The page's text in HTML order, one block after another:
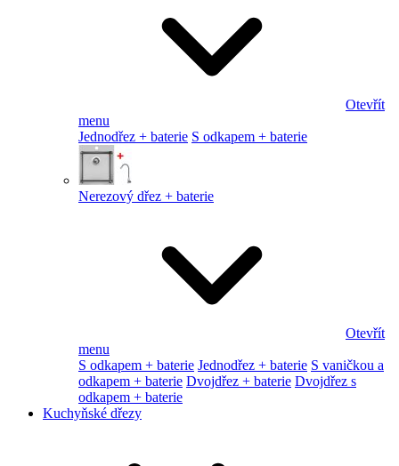
Otevřít
menu
Jednodřez + baterie S odkapem + baterie
Nerezový dřez + baterie
Otevřít
menu
S odkapem + baterie Jednodřez + baterie S vaničkou a
odkapem + baterie Dvojdřez + baterie Dvojdřez s
odkapem + baterie
Kuchyňské dřezy